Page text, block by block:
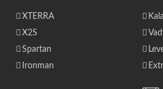
XTERRA
X2S
Spartan
Ironman